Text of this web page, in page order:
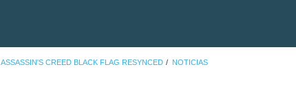
ASSASSIN'S CREED BLACK FLAG RESYNCED NOTICIAS